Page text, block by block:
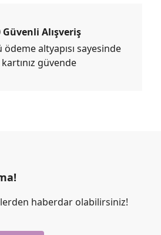
Güvenli Alışveriş
ödeme altyapısı sayesinde
güvende
haberdar olabilirsiniz!